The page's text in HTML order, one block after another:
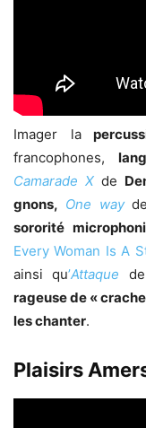
Imager la
francophones,
Camarade X de
gnons, One way
sororité
Every Woman Is A
ainsi qu’Attaque de
rageuse de «
les chanter.
Plaisirs